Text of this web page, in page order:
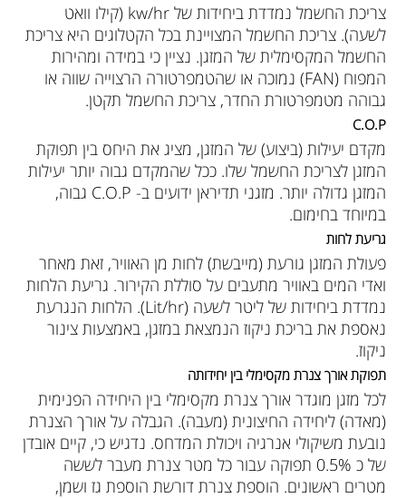
צריכת החשמל נמדדת ביחידות של kw/hr (קילו וואט
לשעה). צריכת החשמל המצויינת בכל הקטלוגים היא צריכת
החשמל המקסימלית של המזגן. נציין כי במידה ומהירות
המפוח (FAN) נמוכה או שהטמפרטורה הרצוייה שווה או
גבוהה מטמפרטורת החדר, צריכת החשמל תקטן.
C.O.P
מקדם יעילות (ביצוע) של המזגן, מציג את היחס בין תפוקת
המזגן לצריכת החשמל שלו. ככל שהמקדם גבוה יותר יעילות
המזגן גדולה יותר. מזגני תדיראן ידועים ב- C.O.P גבוה,
במיוחד בחימום.
גריעת לחות
פעולת המזגן גורעת (מייבשת) לחות מן האוויר, זאת מאחר
ואדי המים באוויר מתעבים על סוללת הקירור. גריעת הלחות
נמדדת ביחידות של ליטר לשעה (Lit/hr). הלחות הנגרעת
נאספת את בריכת ניקוז הנמצאת במזגן, באמצעות צינור
ניקוז.
תפוקת אורך צנרת מקסימלי בין יחידותה
לכל מזגן מוגדר אורך צנרת מקסימלי בין היחידה הפנימית
(מאדה) ליחידה החיצונית (מעבה). הגבלה על אורך הצנרת
נובעת משיקולי אנרגיה ויכולת המדחס. נדגיש כי, קיים אובדן
של כ 0.5% תפוקה עבור כל מטר צנרת מעבר לששה
מטרים ראשונים. הוספת צנרת דורשת הוספת גז ושמן,